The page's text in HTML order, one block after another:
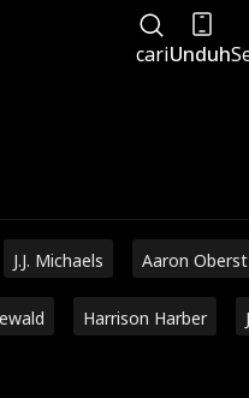
cariUnduh
J.J. Michaels Aaron Oberst
Harrison Harber